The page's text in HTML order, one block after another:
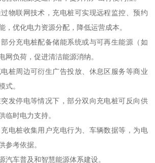
物联网技术，充电桩可实现远程监控、预约
，优化电力资源分配，降低运营成本。
分充电桩配备储能系统或与可再生能源（如
网负荷，促进清洁能源消纳。
桩周边可衍生广告投放、休息区服务等商业
式。
发停电等情况下，部分双向充电桩可反向供
临时电力支持。
电桩收集用户充电行为、车辆数据等，为电
参考依据。
汽车普及和智慧能源体系建设。